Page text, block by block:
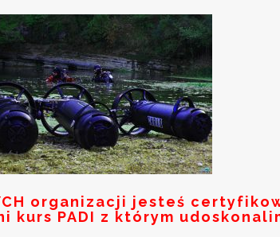
organizacji jesteś
kurs PADI z którym